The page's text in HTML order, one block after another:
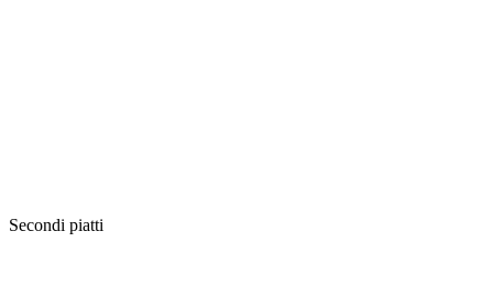
Secondi piatti